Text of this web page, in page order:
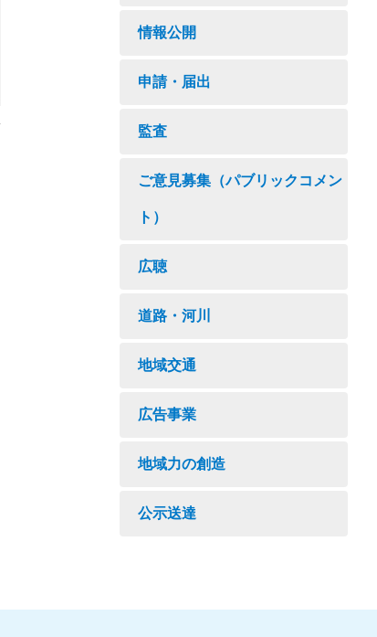
情報公開
申請・届出
監査
ご意見募集（パブリックコメン
ト）
広聴
道路・河川
地域交通
広告事業
地域力の創造
公示送達